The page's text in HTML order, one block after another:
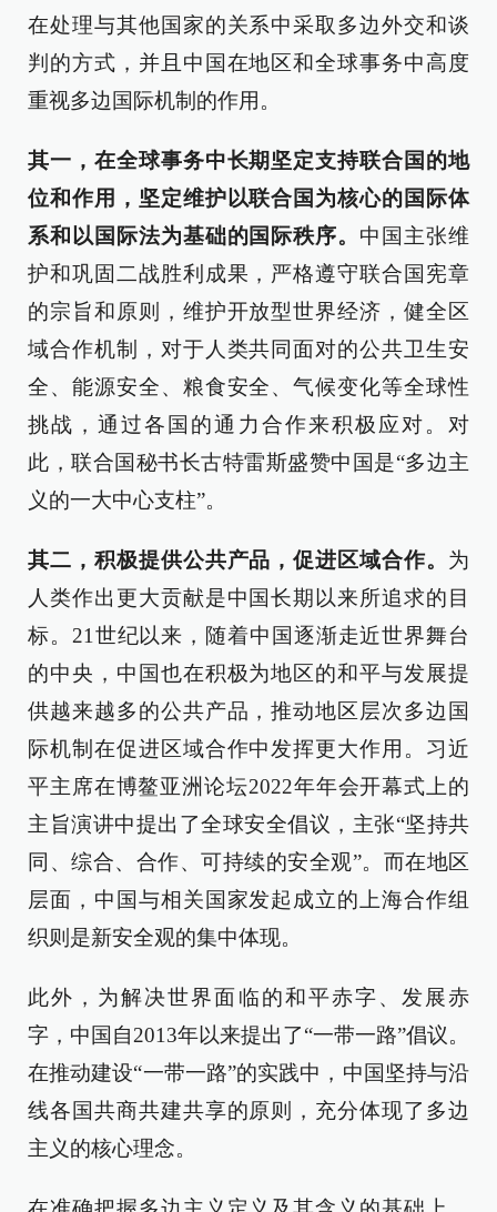
在处理与其他国家的关系中采取多边外交和谈
判的方式，并且中国在地区和全球事务中高度
重视多边国际机制的作用。
其一，在全球事务中长期坚定支持联合国的地
位和作用，坚定维护以联合国为核心的国际体
系和以国际法为基础的国际秩序。 中国主张维
护和巩固二战胜利成果，严格遵守联合国宪章
的宗旨和原则，维护开放型世界经济，健全区
域合作机制，对于人类共同面对的公共卫生安
全、能源安全、粮食安全、气候变化等全球性
挑战，通过各国的通力合作来积极应对。对
此，联合国秘书长古特雷斯盛赞中国是“多边主
义的一大中心支柱”。
其二，积极提供公共产品，促进区域合作。 为
人类作出更大贡献是中国长期以来所追求的目
标。21世纪以来，随着中国逐渐走近世界舞台
的中央，中国也在积极为地区的和平与发展提
供越来越多的公共产品，推动地区层次多边国
际机制在促进区域合作中发挥更大作用。习近
平主席在博鳌亚洲论坛2022年年会开幕式上的
主旨演讲中提出了全球安全倡议，主张“坚持共
同、综合、合作、可持续的安全观”。而在地区
层面，中国与相关国家发起成立的上海合作组
织则是新安全观的集中体现。
此外，为解决世界面临的和平赤字、发展赤
字，中国自2013年以来提出了“一带一路”倡议。
在推动建设“一带一路”的实践中，中国坚持与沿
线各国共商共建共享的原则，充分体现了多边
主义的核心理念。